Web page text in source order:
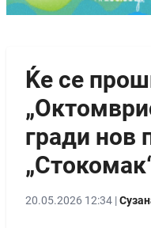
Ќе се
гради нов
20.05.2026 12:34 |